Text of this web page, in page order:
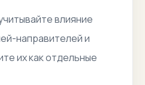
влияние
направителей и
их как отдельные